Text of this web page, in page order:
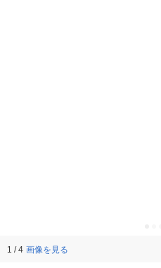
1 / 4 画像を見る